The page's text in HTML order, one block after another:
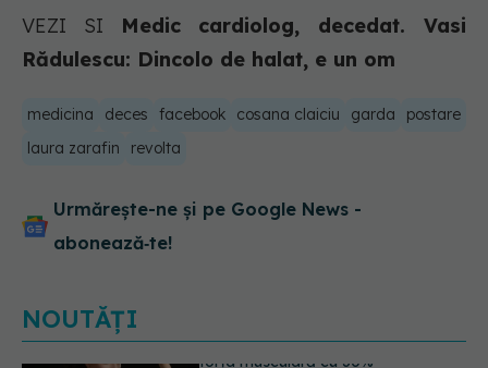
VEZI SI
Medic cardiolog, decedat. Vasi
Rădulescu: Dincolo de halat, e un om
medicina deces facebook cosana claiciu garda
postare
laura zarafin
revolta
Urmărește-ne și pe Google News -
abonează‑te!
NOUTĂȚI